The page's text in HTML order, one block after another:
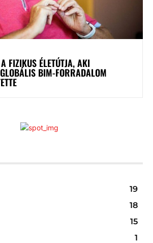
FIZIKUS ÉLETÚTJA, AKI
BIM-FORRADALOM
19
18
15
1